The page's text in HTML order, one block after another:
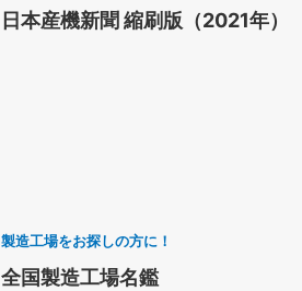
日本産機新聞 縮刷版（2021年）
製造工場をお探しの方に！
全国製造工場名鑑